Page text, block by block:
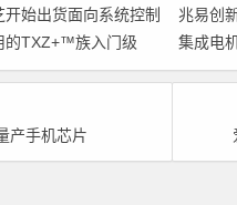
开始出货面向系统控制
的TXZ+™族入门级
组（搭载Arm
内核的标准微控
）工程样品
兆易创
集成电
能人形
产手机芯片